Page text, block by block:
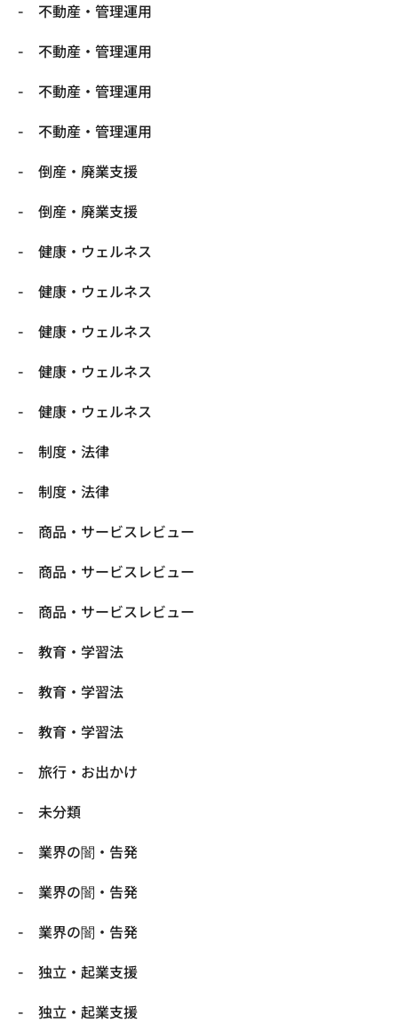
不動産・管理運用
不動産・管理運用
不動産・管理運用
不動産・管理運用
倒産・廃業支援
倒産・廃業支援
健康・ウェルネス
健康・ウェルネス
健康・ウェルネス
健康・ウェルネス
健康・ウェルネス
制度・法律
制度・法律
商品・サービスレビュー
商品・サービスレビュー
商品・サービスレビュー
教育・学習法
教育・学習法
教育・学習法
旅行・お出かけ
未分類
業界の闇・告発
業界の闇・告発
業界の闇・告発
独立・起業支援
独立・起業支援